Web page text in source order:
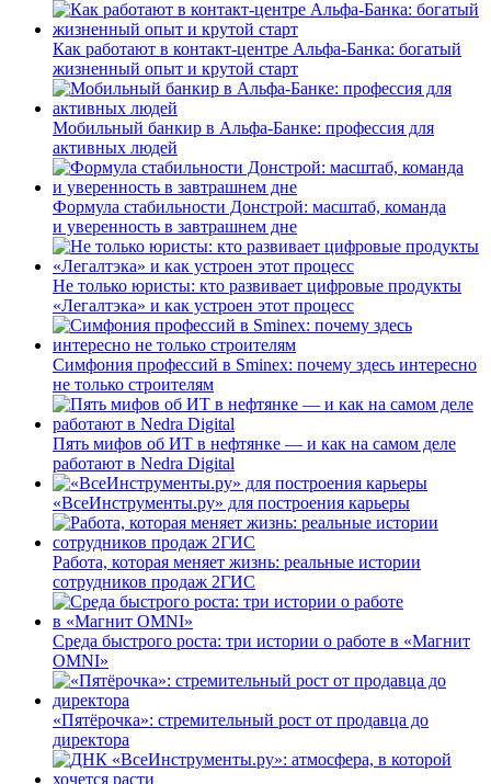
Как работают в контакт-центре Альфа-Банка: богатый
жизненный опыт и крутой старт
Мобильный банкир в Альфа-Банке: профессия для
активных людей
Формула стабильности Донстрой: масштаб, команда
и уверенность в завтрашнем дне
Не только юристы: кто развивает цифровые продукты
«Легалтэка» и как устроен этот процесс
Симфония профессий в Sminex: почему здесь интересно
не только строителям
Пять мифов об ИТ в нефтянке — и как на самом деле
работают в Nedra Digital
«ВсеИнструменты.ру» для построения карьеры
Работа, которая меняет жизнь: реальные истории
сотрудников продаж 2ГИС
Среда быстрого роста: три истории о работе в «Магнит
OMNI»
«Пятёрочка»: стремительный рост от продавца до
директора